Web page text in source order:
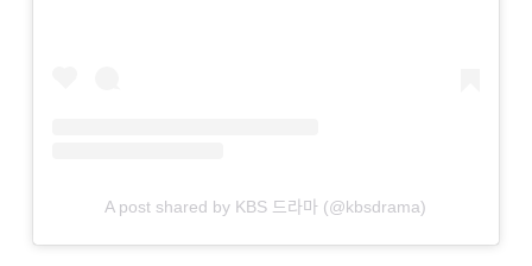
A post shared by KBS 드라마 (@kbsdrama)